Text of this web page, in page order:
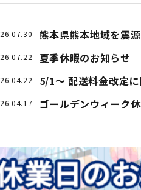
熊本県熊本地域を震
夏季休暇のお知らせ
5/1～ 配送料金改定
ゴールデンウィーク